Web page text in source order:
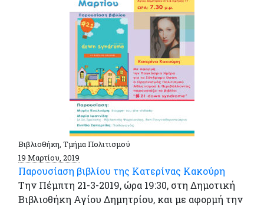
Βιβλιοθήκη, Τμήμα Πολιτισμού
19 Μαρτίου, 2019
Παρουσίαση βιβλίου της Κατερίνας Κακούρη
Την Πέμπτη 21-3-2019, ώρα 19:30, στη Δημοτική
Βιβλιοθήκη Αγίου Δημητρίου, και με αφορμή την